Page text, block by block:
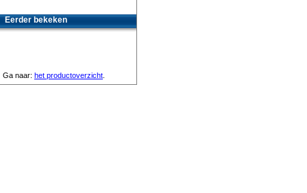
Eerder bekeken
Ga naar: het productoverzicht